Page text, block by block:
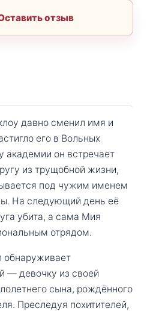
отзыв
давно сменил имя и
его в Вольных
академии он встречает
из трущобной жизни,
под чужим именем
На следующий день её
убита, а сама Мия
отрядом.
обнаруживает
— девочку из своей
сына, рождённого
Преследуя похитителей,